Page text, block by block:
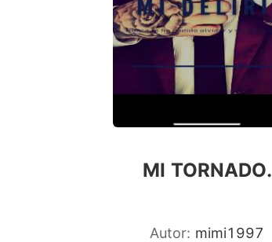
MI TORNADO.
Autor: mimi1997